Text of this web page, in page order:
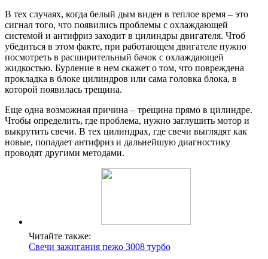
В тех случаях, когда белый дым виден в теплое время – это
сигнал того, что появились проблемы с охлаждающей
системой и антифриз заходит в цилиндры двигателя. Чтоб
убедиться в этом факте, при работающем двигателе нужно
посмотреть в расширительный бачок с охлаждающей
жидкостью. Бурление в нем скажет о том, что повреждена
прокладка в блоке цилиндров или сама головка блока, в
которой появилась трещина.
Еще одна возможная причина – трещина прямо в цилиндре.
Чтобы определить, где проблема, нужно заглушить мотор и
выкрутить свечи. В тех цилиндрах, где свечи выглядят как
новые, попадает антифриз и дальнейшую диагностику
проводят другими методами.
Читайте также:
Свечи зажигания пежо 3008 турбо